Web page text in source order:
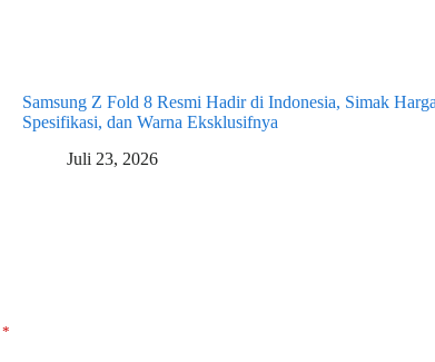
Samsung Z Fold 8 Resmi Hadir di Indonesia, Simak
Spesifikasi, dan Warna Eksklusifnya
Juli 23, 2026
*